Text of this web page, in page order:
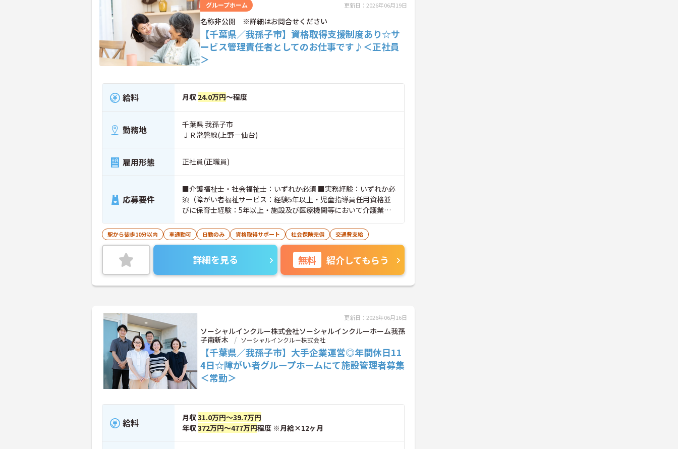
グループホーム 更新日：2026年06月19日
名称非公開 ※詳細はお問合せください
【千葉県／我孫子市】資格取得支援制度あり☆サ
ービス管理責任者としてのお仕事です♪＜正社員
＞
給料 月収 24.0万円～程度
勤務地
千葉県 我孫子市
ＪＲ常磐線(上野－仙台)
雇用形態 正社員(正職員)
応募要件
■介護福祉士・社会福祉士：いずれか必須 ■実務経験：いずれか必
須（障がい者福祉サービス：経験5年以上・児童指導員任用資格並
びに保育士経験：5年以上・施設及び医療機関等において介護業務
経験：10年以上）
駅から徒歩10分以内 車通勤可 日勤のみ 資格取得サポート 社会保険完備 交通費支給
詳細を見る 無料 紹介してもらう
更新日：2026年06月16日
ソーシャルインクルー株式会社ソーシャルインクルーホーム我孫
子南新木
ソーシャルインクルー株式会社
【千葉県／我孫子市】大手企業運営◎年間休日11
4日☆障がい者グループホームにて施設管理者募集
＜常勤＞
給料 月収31.0万円～39.7万円
年収372万円～477万円程度 ※月給×12ヶ月